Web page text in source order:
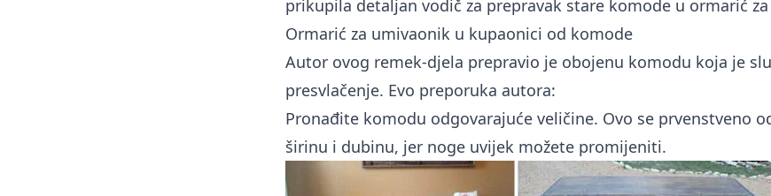
prikupila detaljan vodič za prepravak stare komode u ormarić
Ormarić za umivaonik u kupaonici od komode
Autor ovog remek-djela prepravio je obojenu komodu koja je
presvlačenje. Evo preporuka autora:
Pronađite komodu odgovarajuće veličine. Ovo se prvenstveno
širinu i dubinu, jer noge uvijek možete promijeniti.